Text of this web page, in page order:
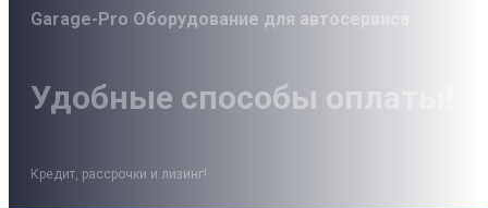
Garage-Pro Оборудование для автосервиса
Удобные способы оплаты!
Кредит, рассрочки и лизинг!